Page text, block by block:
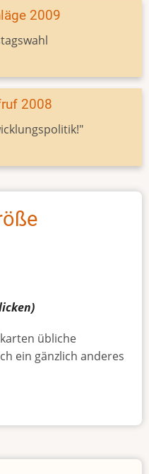
2009
2008
übliche
ein gänzlich anderes